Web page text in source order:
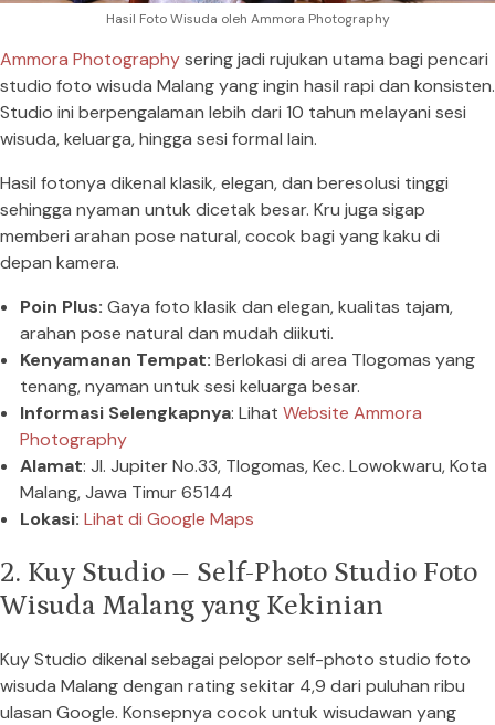
Hasil Foto Wisuda oleh Ammora Photography
Ammora Photographysering jadi rujukan utama bagi pencari
studio foto wisuda Malang yang ingin hasil rapi dan konsisten.
Studio ini berpengalaman lebih dari 10 tahun melayani sesi
wisuda, keluarga, hingga sesi formal lain.
Hasil fotonya dikenal klasik, elegan, dan beresolusi tinggi
sehingga nyaman untuk dicetak besar. Kru juga sigap
memberi arahan pose natural, cocok bagi yang kaku di
depan kamera.
Poin Plus: Gaya foto klasik dan elegan, kualitas tajam,
arahan pose natural dan mudah diikuti.
Kenyamanan Tempat: Berlokasi di area Tlogomas yang
tenang, nyaman untuk sesi keluarga besar.
Informasi Selengkapnya: Lihat Website Ammora
Photography
Alamat: Jl. Jupiter No.33, Tlogomas, Kec. Lowokwaru, Kota
Malang, Jawa Timur 65144
Lokasi: Lihat di Google Maps
2. Kuy Studio – Self-Photo Studio Foto
Wisuda Malang yang Kekinian
Kuy Studio dikenal sebagai pelopor self-photo studio foto
wisuda Malang dengan rating sekitar 4,9 dari puluhan ribu
ulasan Google. Konsepnya cocok untuk wisudawan yang